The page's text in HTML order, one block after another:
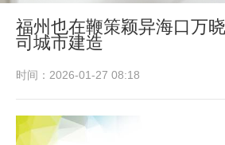
福州也在鞭策颖异海口万
司城市建造
时间：2026-01-27 08:18